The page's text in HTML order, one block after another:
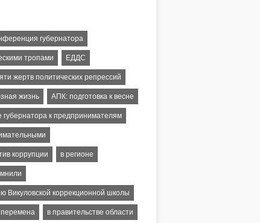
губернатора
тропами ЕДДС
жертв политических репрессий
жизнь АПК: подготовка к весне
губернатора к предпринимателям
коррупции в регионе
Викуловской коррекционной школы
в правительстве области